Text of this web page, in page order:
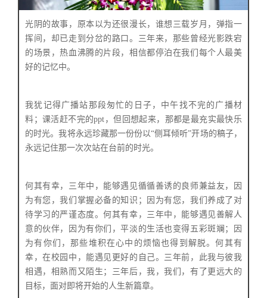
光阴的故事，原本以为还很漫长，谁想三载岁月，弹指一
挥间，却已走到分岔的路口。三年来，那些曾经光影跌宕
的场景，热血沸腾的片段，相信都停泊在我们每个人最美
好的记忆中。
我犹记得广播站那段匆忙的日子，中午找不完的广播材
料；课活赶不完的ppt，但回想起来，那都是最充实最快乐
的时光。我将永远珍藏那一份份以“侧耳倾听”开场的稿子，
永远记住那一次次站在台前的时光。
何其有幸，三年中，能够遇见循循善诱的良师兼益友，因
为有您，我们掌握必备的知识；因为有您，我们养成了对
待学习的严谨态度。何其有幸，三年中，能够遇见善解人
意的伙伴，因为有你们，平淡的生活也变得五彩斑斓；因
为有你们，那些堆积在心中的烦恼也得到解脱。何其有
幸，在校园中，能遇见更好的自己。三年前，此我与彼我
相遇，相熟而又陌生；三年后，我，我们，有了更远大的
目标，面对即将开始的人生新篇章。